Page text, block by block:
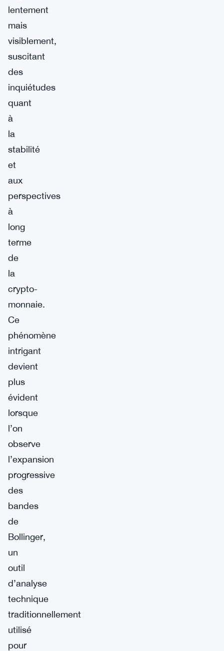
lentement
mais
visiblement,
suscitant
des
inquiétudes
quant
à
la
stabilité
et
aux
perspectives
à
long
terme
de
la
crypto-
monnaie.
Ce
phénomène
intrigant
devient
plus
évident
lorsque
l’on
observe
l’expansion
progressive
des
bandes
de
Bollinger,
un
outil
d’analyse
technique
traditionnellement
utilisé
pour